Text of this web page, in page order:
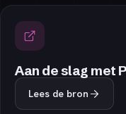
Aan de slag met
Lees de bron